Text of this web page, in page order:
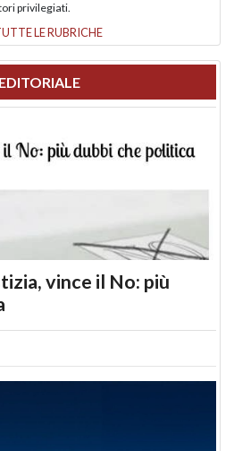
privilegiati.
LE RUBRICHE
vince il No: più